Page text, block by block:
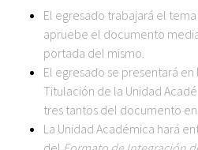
El egresado trabajará el
apruebe el documento
portada del mismo.
El egresado se presentará
Titulación de la Unidad
tres tantos del documento
La Unidad Académica hará